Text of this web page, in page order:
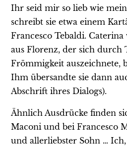
Ihr seid mir so lieb wie
schreibt sie etwa einem
Francesco Tebaldi.
aus Florenz, der sich durch
Frömmigkeit auszeichnete,
Ihm übersandte sie dann
Abschrift ihres Dialogs).
Ähnlich Ausdrücke finden
Maconi und bei Francesco
und allerliebster Sohn …